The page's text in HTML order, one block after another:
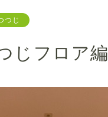
つじ
じフロア編